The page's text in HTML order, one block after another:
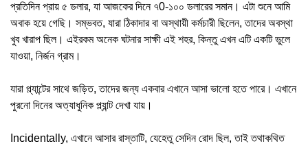
প্রতিদিন প্রায় ৫ ডলার, যা আজকের দিনে ৭0-১০০ ডলারের সমান। এটা শুনে আমি
অবাক হয়ে গেছি। সম্ভবত, যারা ঠিকাদার বা অস্থায়ী কর্মচারী ছিলেন, তাদের অবস্থা
খুব খারাপ ছিল। এইরকম অনেক ঘটনার সাক্ষী এই শহর, কিন্তু এখন এটি একটি ভুলে
যাওয়া, নির্জন গ্রাম।
যারা প্ল্যান্টের সাথে জড়িত, তাদের জন্য একবার এখানে আসা ভালো হতে পারে। এখানে
পুরনো দিনের অত্যাধুনিক প্ল্যান্ট দেখা যায়।
Incidentally, এখানে আসার রাস্তাটি, যেহেতু সেদিন রোদ ছিল, তাই তথাকথিত